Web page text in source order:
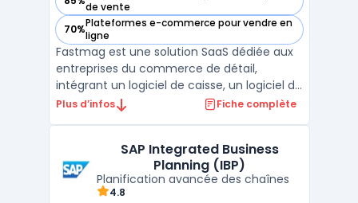
de vente
— voir Fastmag dans cette catégorie
70%Plateformes e-commerce pour vendre en
ligne
— voir Fastmag dans cette catégorie
Fastmag est une solution SaaS dédiée aux
entreprises du commerce de détail,
intégrant un logiciel de caisse, un logiciel de
gestion de stock et un logiciel de gestion
points de vente, en optimisant les stocks,
les transa ...
Plus d’infos Fiche complète
SAP Integrated Business
Planning (IBP)
Planification avancée des chaînes
4.8